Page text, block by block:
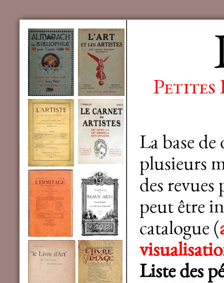
Petites
La base
plusieurs
des revues
peut être
catalogue (
Liste des